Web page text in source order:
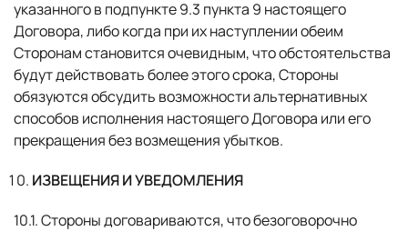
указанного в подпункте 9.3 пункта 9 настоящего
Договора, либо когда при их наступлении обеим
Сторонам становится очевидным, что обстоятельства
будут действовать более этого срока, Стороны
обязуются обсудить возможности альтернативных
способов исполнения настоящего Договора или его
прекращения без возмещения убытков.
ИЗВЕЩЕНИЯ И УВЕДОМЛЕНИЯ
10.1. Стороны договариваются, что безоговорочно